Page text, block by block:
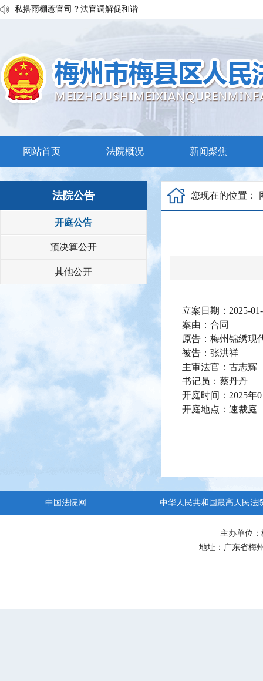
私搭雨棚惹官司？法官调解促和谐
网站首页 法院概况 新闻聚焦
法院公告
开庭公告
预决算公开
其他公开
您现在的位置：
立案日期：2025-
案由：合同
原告：梅州锦绣现
被告：张洪祥
主审法官：古志辉
书记员：蔡丹丹
开庭时间：2025年
开庭地点：速裁庭
中国法院网 中华人民共和国最高人民法
主办单位
地址：广东省